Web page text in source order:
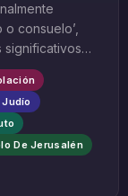
consuelo’,
significativos
9 de Av y el
de Av,
judío,
luto
De Jerusalén